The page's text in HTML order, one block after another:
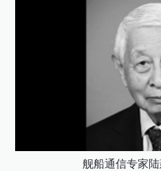
舰船通信专家